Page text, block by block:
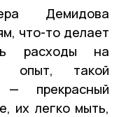
Демидова
что-то делает
расходы на
опыт, такой
— прекрасный
их легко мыть,